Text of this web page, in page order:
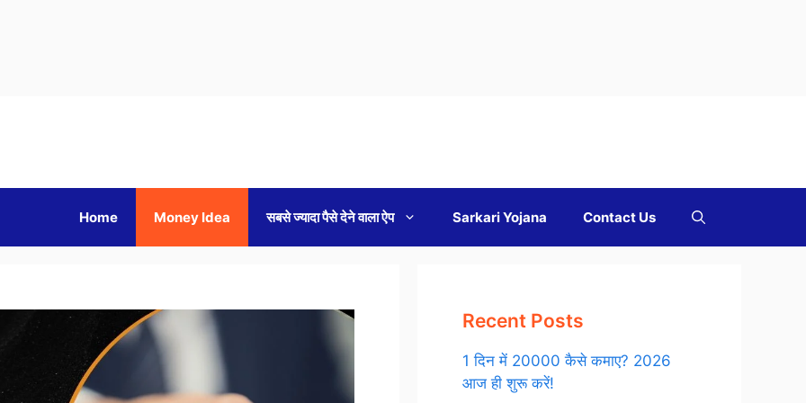
Home Money Idea सबसे ज्यादा पैसे देने वाला ऐप Sarkari Yojana Contact Us
Recent Posts
1 दिन में 20000 कैसे कमाए? 2026
आज ही शुरू करें!